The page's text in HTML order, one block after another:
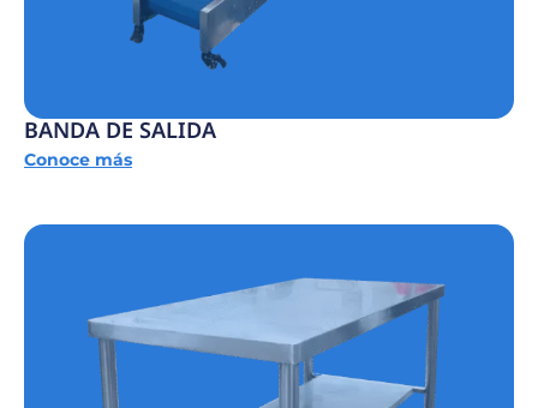
BANDA DE SALIDA
Conoce más